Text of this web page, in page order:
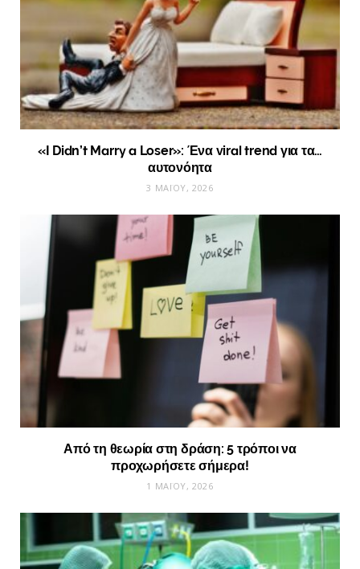
«I Didn’t Marry a Loser»: Ένα viral trend για τα…
αυτονόητα
3 ΜΑΪ́ΟΥ, 2026
Από τη θεωρία στη δράση: 5 τρόποι να
προχωρήσετε σήμερα!
1 ΜΑΪ́ΟΥ, 2026